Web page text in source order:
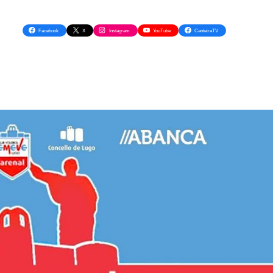
Facebook X Instagram YouTube CanteiraTV